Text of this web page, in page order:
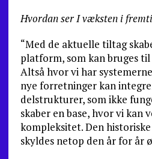
Hvordan ser I væksten i
“Med de aktuelle tiltag
platform, som kan bruges
Altså hvor vi har
nye forretninger kan
delstrukturer, som ikke
skaber en base, hvor vi kan
kompleksitet. Den
skyldes netop den år for år